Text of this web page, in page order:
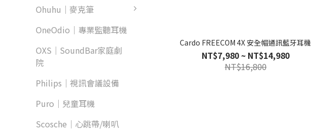
Ohuhu｜麥克筆
OneOdio｜專業監聽耳機
OXS｜SoundBar家庭劇
院
Philips｜視訊會議設備
Puro｜兒童耳機
Scosche｜心跳帶/喇叭
Cardo FREECOM 4X 安全帽通訊藍牙耳機
NT$7,980 ~ NT$14,980
NT$16,800